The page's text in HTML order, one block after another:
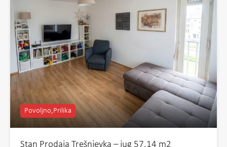
Povoljno,Prilika
Stan Prodaja Trešnjevka – jug 57.14 m2